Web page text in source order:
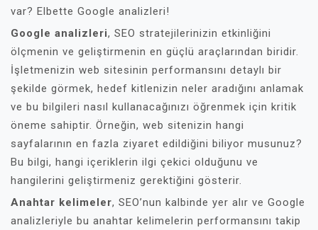
var? Elbette Google analizleri!
Google analizleri, SEO stratejilerinizin etkinliğini
ölçmenin ve geliştirmenin en güçlü araçlarından biridir.
İşletmenizin web sitesinin performansını detaylı bir
şekilde görmek, hedef kitlenizin neler aradığını anlamak
ve bu bilgileri nasıl kullanacağınızı öğrenmek için kritik
öneme sahiptir. Örneğin, web sitenizin hangi
sayfalarının en fazla ziyaret edildiğini biliyor musunuz?
Bu bilgi, hangi içeriklerin ilgi çekici olduğunu ve
hangilerini geliştirmeniz gerektiğini gösterir.
Anahtar kelimeler, SEO’nun kalbinde yer alır ve Google
analizleriyle bu anahtar kelimelerin performansını takip